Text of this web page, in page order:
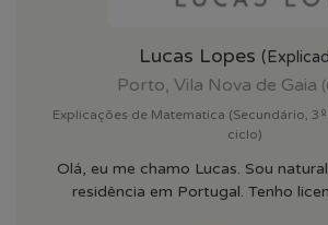
Lucas Lopes
Porto, Vila Nova de Gaia
Explicações de Matematica (Secundário,
ciclo)
Olá, eu me chamo Lucas. Sou
residência em Portugal. Tenho